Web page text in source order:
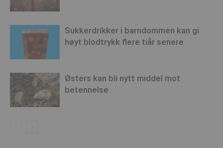
Sukkerdrikker i barndommen kan gi
høyt blodtrykk flere tiår senere
Østers kan bli nytt middel mot
betennelse